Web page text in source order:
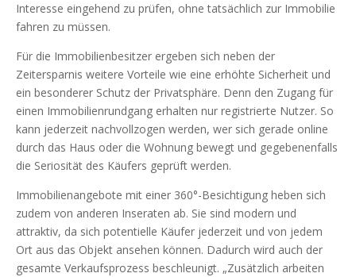
Interesse eingehend zu prüfen, ohne tatsächlich zur Immobilie
fahren zu müssen.
Für die Immobilienbesitzer ergeben sich neben der
Zeitersparnis weitere Vorteile wie eine erhöhte Sicherheit und
ein besonderer Schutz der Privatsphäre. Denn den Zugang für
einen Immobilienrundgang erhalten nur registrierte Nutzer. So
kann jederzeit nachvollzogen werden, wer sich gerade online
durch das Haus oder die Wohnung bewegt und gegebenenfalls
die Seriosität des Käufers geprüft werden.
Immobilienangebote mit einer 360°-Besichtigung heben sich
zudem von anderen Inseraten ab. Sie sind modern und
attraktiv, da sich potentielle Käufer jederzeit und von jedem
Ort aus das Objekt ansehen können. Dadurch wird auch der
gesamte Verkaufsprozess beschleunigt. „Zusätzlich arbeiten